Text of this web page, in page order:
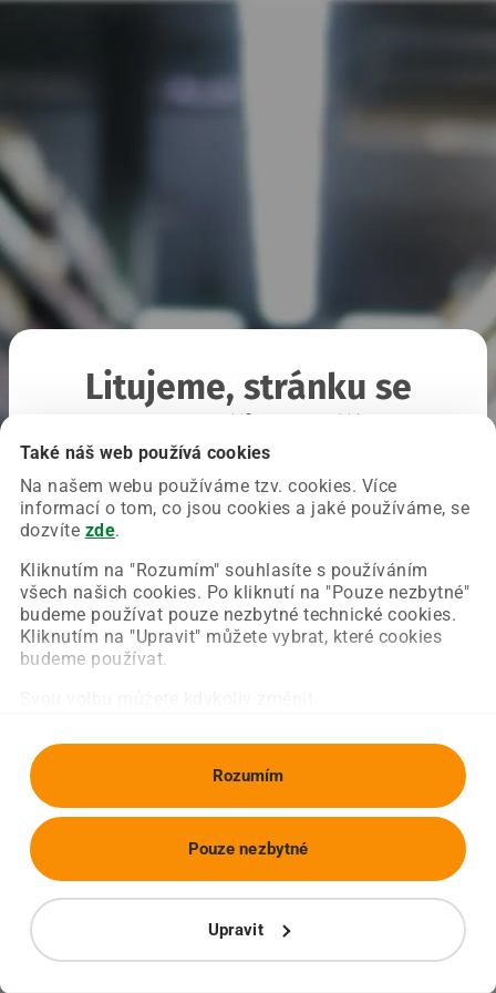
Také náš web používá cookies
Na našem webu používáme tzv. cookies. Více
informací o tom, co jsou cookies a jaké používáme, se
dozvíte zde.
Kliknutím na "Rozumím" souhlasíte s používáním
všech našich cookies. Po kliknutí na "Pouze nezbytné"
budeme používat pouze nezbytné technické cookies.
Kliknutím na "Upravit" můžete vybrat, které cookies
budeme používat.
Rozumím
Upravit
Pouze nezbytné
Litujeme, stránku se
Chyba nastala na naší straně a už ji opravujeme.
Zkuste prosím znovu načíst požadovanou stránku.
Obnovit stránku Úvodní strana